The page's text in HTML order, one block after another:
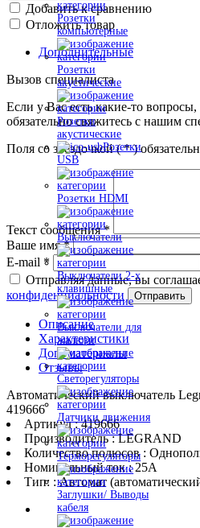
Розетки
компьютерные
Розетки
акустические
Розетки
акустические
Розетки
USB
Розетки HDMI
Выключатели
Выключатели 2-х
клавишные
Выключатели для
жалюзи
Светорегуляторы
Датчики движения
Терморегуляторы
Заглушки/ Выводы
кабеля
Добавить к сравнению
Отложить товар
Дополнительные
Вызов специалиста
Если у Вас есть какие-то
обязательно свяжитесь с нашим
Поля со звездочкой (*)
Текст сообщения*
Ваше имя*
E-mail *
Отправляя данные, вы
конфиденциальности
Отправить
Описание
Характеристики
Доп. материалы
Отзывы
Автоматический выключатель
419666
Артикул : 419666
Производитель : LEGRAND
Количество полюсов :
Номинальный ток : 25A
Тип: : Автомат